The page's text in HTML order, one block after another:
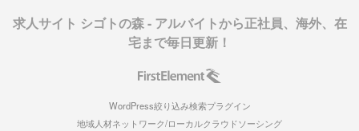
求人サイト シゴトの森 - アルバイトから正社員、海外、在
宅まで毎日更新！
WordPress絞り込み検索プラグイン
地域人材ネットワーク/ローカルクラウドソーシング